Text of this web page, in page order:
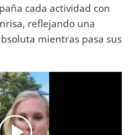
cada actividad con
reflejando una
mientras pasa sus